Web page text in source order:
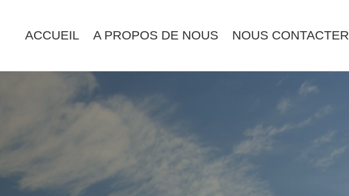
ACCUEIL A PROPOS DE NOUS NOUS CONTACTER